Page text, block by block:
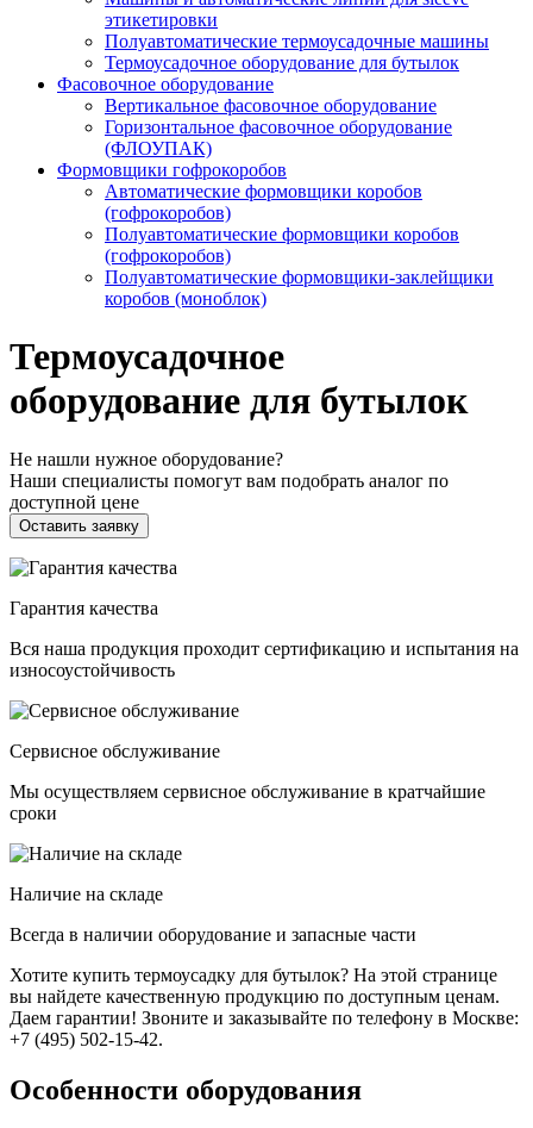
этикетировки
Полуавтоматические термоусадочные машины
Термоусадочное оборудование для бутылок
Фасовочное оборудование
Вертикальное фасовочное оборудование
Горизонтальное фасовочное оборудование
(ФЛОУПАК)
Формовщики гофрокоробов
Автоматические формовщики коробов
(гофрокоробов)
Полуавтоматические формовщики коробов
(гофрокоробов)
Полуавтоматические формовщики-заклейщики
коробов (моноблок)
Термоусадочное
оборудование для бутылок
Не нашли нужное оборудование?
Наши специалисты помогут вам подобрать аналог по
доступной цене
Оставить заявку
Гарантия качества
Вся наша продукция проходит сертификацию и испытания на
износоустойчивость
Сервисное обслуживание
Мы осуществляем сервисное обслуживание в кратчайшие
сроки
Наличие на складе
Всегда в наличии оборудование и запасные части
Хотите купить термоусадку для бутылок? На этой странице
вы найдете качественную продукцию по доступным ценам.
Даем гарантии! Звоните и заказывайте по телефону в Москве:
+7 (495) 502-15-42.
Особенности оборудования